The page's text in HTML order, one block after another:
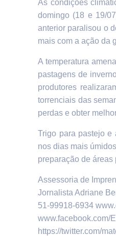
As condições
domingo (18 e 19/
anterior paralisou o
mais com a ação da
A temperatura
pastagens de
produtores
torrenciais das
perdas e obter
Trigo para pastejo e
nos dias mais
preparação de
Assessoria de
Jornalista Adriane
51-99918-6934
www.facebook.com/
https://twitter.com/